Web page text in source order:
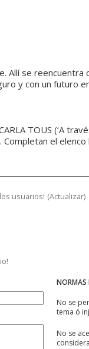
Allí se reencuentra
y con un futuro
TOUS (‘A
Completan el
usuarios! (Actualizar)
NORMAS
No se
tema ó
No se